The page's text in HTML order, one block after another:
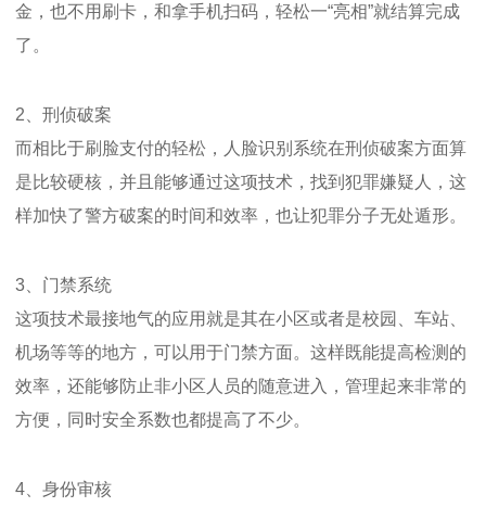
金，也不用刷卡，和拿手机扫码，轻松一“亮相”就结算完成
了。
2、刑侦破案
而相比于刷脸支付的轻松，人脸识别系统在刑侦破案方面算
是比较硬核，并且能够通过这项技术，找到犯罪嫌疑人，这
样加快了警方破案的时间和效率，也让犯罪分子无处遁形。
3、门禁系统
这项技术最接地气的应用就是其在小区或者是校园、车站、
机场等等的地方，可以用于门禁方面。这样既能提高检测的
效率，还能够防止非小区人员的随意进入，管理起来非常的
方便，同时安全系数也都提高了不少。
4、身份审核